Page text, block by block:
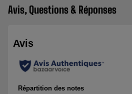
Avis, Questions & Réponses